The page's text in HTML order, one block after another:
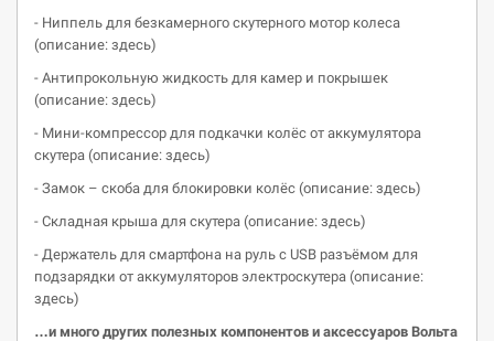
- Ниппель для безкамерного скутерного мотор колеса
(описание: здесь)
- Антипрокольную жидкость для камер и покрышек
(описание: здесь)
- Мини-компрессор для подкачки колёс от аккумулятора
скутера (описание: здесь)
- Замок – скоба для блокировки колёс (описание: здесь)
- Складная крыша для скутера (описание: здесь)
- Держатель для смартфона на руль с USB разъёмом для
подзарядки от аккумуляторов электроскутера (описание:
здесь)
…и много других полезных компонентов и аксессуаров Вольта